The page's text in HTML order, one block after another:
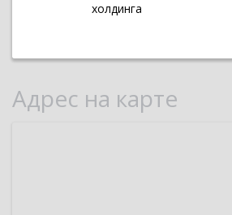
холдинга
Адрес на карте